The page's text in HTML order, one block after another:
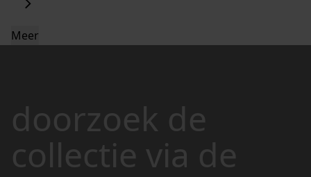
Meer
doorzoek de
collectie via de